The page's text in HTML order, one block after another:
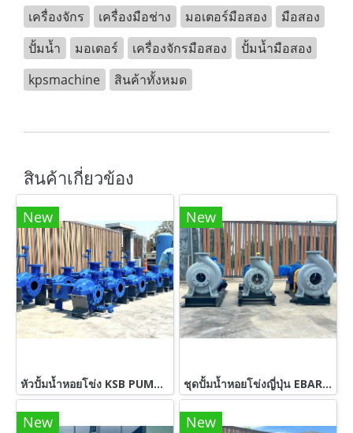
เครื่องจักร เครื่องมือช่าง มอเตอร์มือสอง
มือสอง
ปั้มน้ำ
มอเตอร์ เครื่องจักรมือสอง
ปั้มน้ำมือสอง
kpsmachine
สินค้าทั้งหมด
สินค้าเกี่ยวข้อง
New
หัวปั้มน้ำหอยโข่ง KSB PUMP GERMANYเข้ามาใหม่หลายตัว
New
ชุดปั้มน้ำหอยโข่งญี่ปุ่น EBARA JAPAN ใบพัดทองเหลือง 380V เข้ามา 3 ชุด
New New